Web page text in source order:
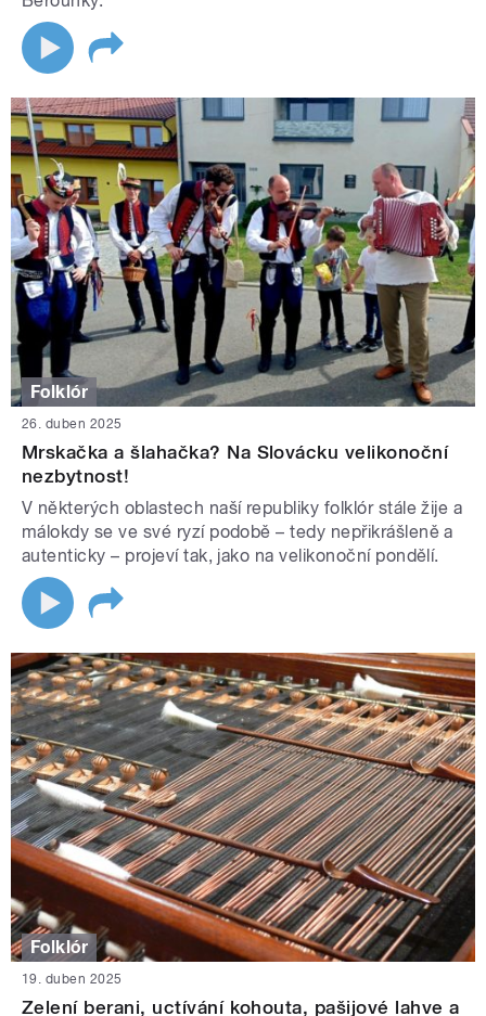
Folklór
26. duben 2025
Mrskačka a šlahačka? Na Slovácku velikonoční
nezbytnost!
V některých oblastech naší republiky folklór stále žije a
málokdy se ve své ryzí podobě – tedy nepřikrášleně a
autenticky – projeví tak, jako na velikonoční pondělí.
Folklór
19. duben 2025
Zelení berani, uctívání kohouta, pašijové lahve a